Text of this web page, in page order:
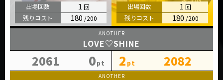
1
180
1
180
LOVE♡SHINE
2061 0 2082
2